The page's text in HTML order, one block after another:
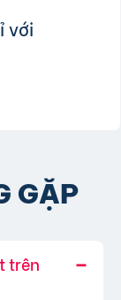
với
GẶP
trên